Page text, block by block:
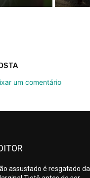
um comentário
assustado é resgatado da